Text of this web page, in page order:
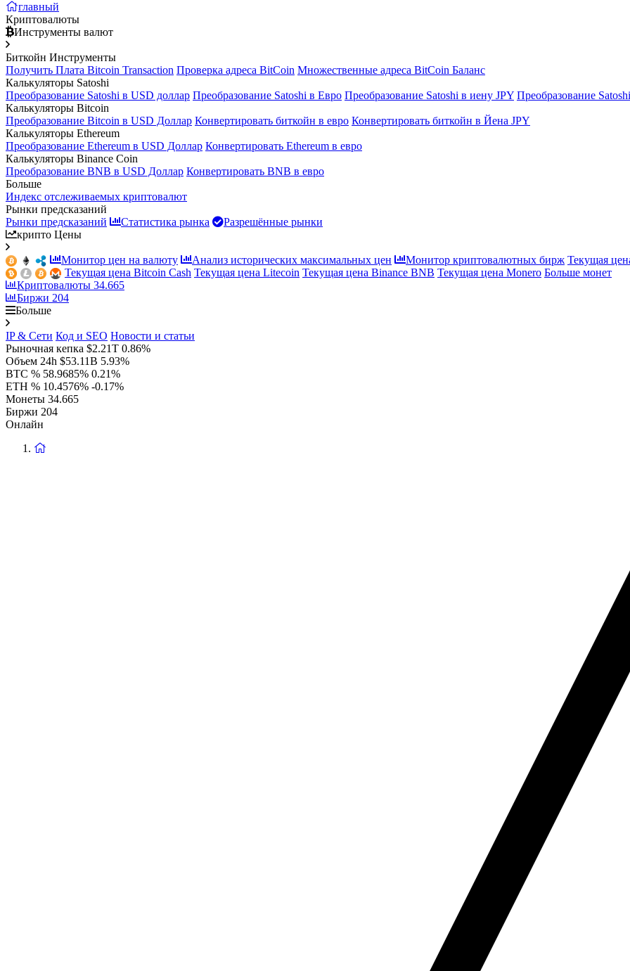
главный
Криптовалюты
Инструменты валют
Биткойн Инструменты
Получить Плата Bitcoin Transaction Проверка адреса BitCoin Множественные адреса BitCoin Баланс
Калькуляторы Satoshi
Преобразование Satoshi в USD доллар Преобразование Satoshi в Евро Преобразование Satoshi в иену JPY Преобразование
Калькуляторы Bitcoin
Преобразование Bitcoin в USD Доллар Конвертировать биткойн в евро Конвертировать биткойн в Йена JPY
Калькуляторы Ethereum
Преобразование Ethereum в USD Доллар Конвертировать Ethereum в евро
Калькуляторы Binance Coin
Преобразование BNB в USD Доллар Конвертировать BNB в евро
Больше
Индекс отслеживаемых криптовалют
Рынки предсказаний
Рынки предсказаний
Статистика рынка
Разрешённые рынки
крипто Цены
Монитор цен на валюту Анализ исторических максимальных цен Монитор криптовалютных бирж Текущая
Текущая цена Bitcoin Cash Текущая цена Litecoin Текущая цена Binance BNB Текущая цена Monero Больше монет
Криптовалюты 34.665
Биржи 204
Больше
IP & Сети Код и SEO Новости и статьи
Рыночная кепка $2.21T 0.86%
Объем 24h $53.11B 5.93%
BTC % 58.9685% 0.21%
ETH % 10.4576% -0.17%
Монеты 34.665
Биржи 204
Онлайн